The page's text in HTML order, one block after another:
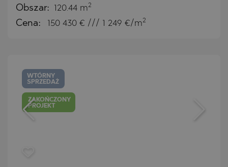
Obszar: 120.44 m2
Cena: 150 430 € /// 1 249 €/m2
WTÓRNY
SPRZEDAŻ
ZAKOŃCZONY
PROJEKT